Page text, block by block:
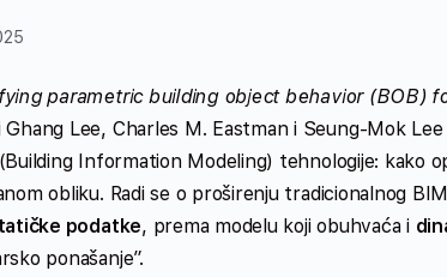
parametric building object behavior (BOB)
Lee, Charles M. Eastman i Seung-Mok
Information Modeling) tehnologije: kako
obliku. Radi se o proširenju tradicionalnog
podatke, prema modelu koji obuhvaća i
ponašanje”.